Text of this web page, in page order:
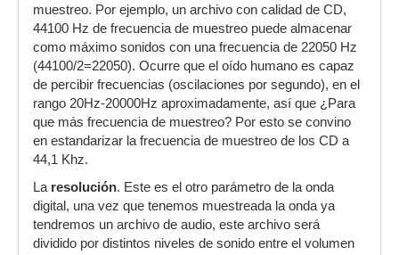
muestreo. Por ejemplo, un archivo con calidad de CD,
44100 Hz de frecuencia de muestreo puede almacenar
como máximo sonidos con una frecuencia de 22050 Hz
(44100/2=22050). Ocurre que el oído humano es capaz
de percibir frecuencias (oscilaciones por segundo), en el
rango 20Hz-20000Hz aproximadamente, así que ¿Para
que más frecuencia de muestreo? Por esto se convino
en estandarizar la frecuencia de muestreo de los CD a
44,1 Khz.
La resolución. Este es el otro parámetro de la onda
digital, una vez que tenemos muestreada la onda ya
tendremos un archivo de audio, este archivo será
dividido por distintos niveles de sonido entre el volumen